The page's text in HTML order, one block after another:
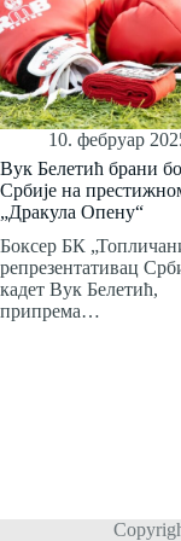
10. фебруар
Вук Белетић брани
Србије на
„Дракула Опену“
Боксер БК
репрезентативац
кадет Вук Белетић,
припрема…